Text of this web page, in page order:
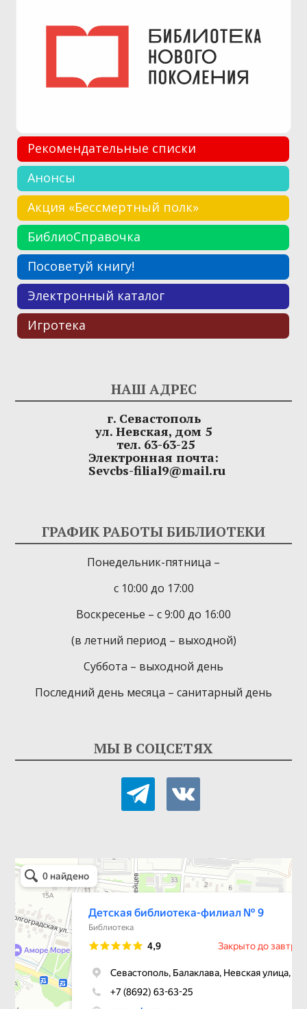
Рекомендательные списки
Анонсы
Акция «Бессмертный полк»
БиблиоСправочка
Посоветуй книгу!
Электронный каталог
Игротека
НАШ АДРЕС
г. Севастополь
ул. Невская, дом 5
тел. 63-63-25
Электронная почта:
Sevcbs-filial9@mail.ru
ГРАФИК РАБОТЫ БИБЛИОТЕКИ
Понедельник-пятница –
с 10:00 до 17:00
Воскресенье – с 9:00 до 16:00
(в летний период – выходной)
Суббота – выходной день
Последний день месяца – санитарный день
МЫ В СОЦСЕТЯХ
telegramvkontakte
Детская библиотека-филиал № 9
Библиотека в Севастополе